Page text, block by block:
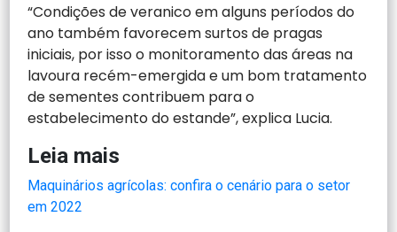
“Condições de veranico em alguns períodos do
ano também favorecem surtos de pragas
iniciais, por isso o monitoramento das áreas na
lavoura recém-emergida e um bom tratamento
de sementes contribuem para o
estabelecimento do estande”, explica Lucia.
Leia mais
Maquinários agrícolas: confira o cenário para o setor
em 2022